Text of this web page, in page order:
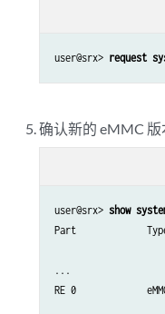
user@srx> request
确认新的 eMMC 版
user@srx> show
Part
...
RE 0